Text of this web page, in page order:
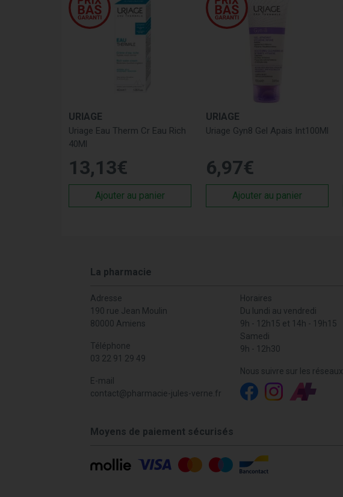
URIAGE
Uriage Eau Therm Cr Eau Rich
40Ml
13,13€
Ajouter au panier
URIAGE
Uriage Gyn8 Gel Apais Int100Ml
6,97€
Ajouter au panier
La pharmacie
Adresse
190 rue Jean Moulin
80000 Amiens
Téléphone
03 22 91 29 49
E-mail
contact@pharmacie-jules-verne.fr
Horaires
Du lundi au vendredi
9h - 12h15 et 14h - 19h15
Samedi
9h - 12h30
Nous suivre sur les réseaux
Moyens de paiement sécurisés